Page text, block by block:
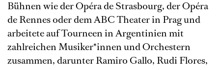
Bühnen wie der Opéra de Strasbourg, der Opéra
de Rennes oder dem ABC Theater in Prag und
arbeitete auf Tourneen in Argentinien mit
zahlreichen Musiker*innen und Orchestern
zusammen, darunter Ramiro Gallo, Rudi Flores,